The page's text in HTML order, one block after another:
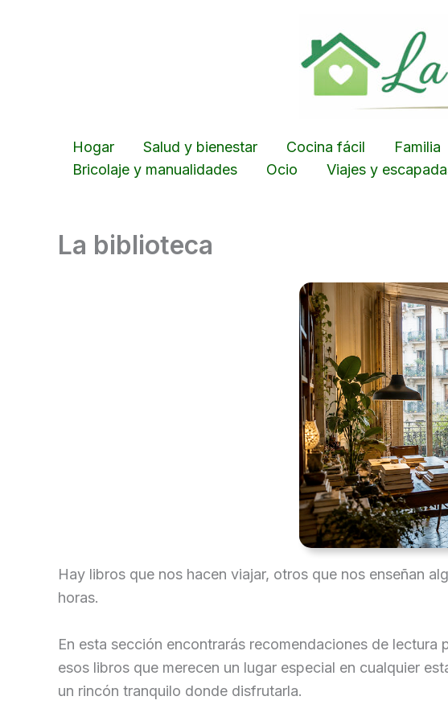
Hogar Salud y bienestar Cocina fácil Familia
Bricolaje y manualidades
Ocio Viajes y
La biblioteca
Hay libros que nos hacen viajar, otros que nos enseñan
horas.
En esta sección encontrarás recomendaciones de
esos libros que merecen un lugar especial en cualquier
un rincón tranquilo donde disfrutarla.